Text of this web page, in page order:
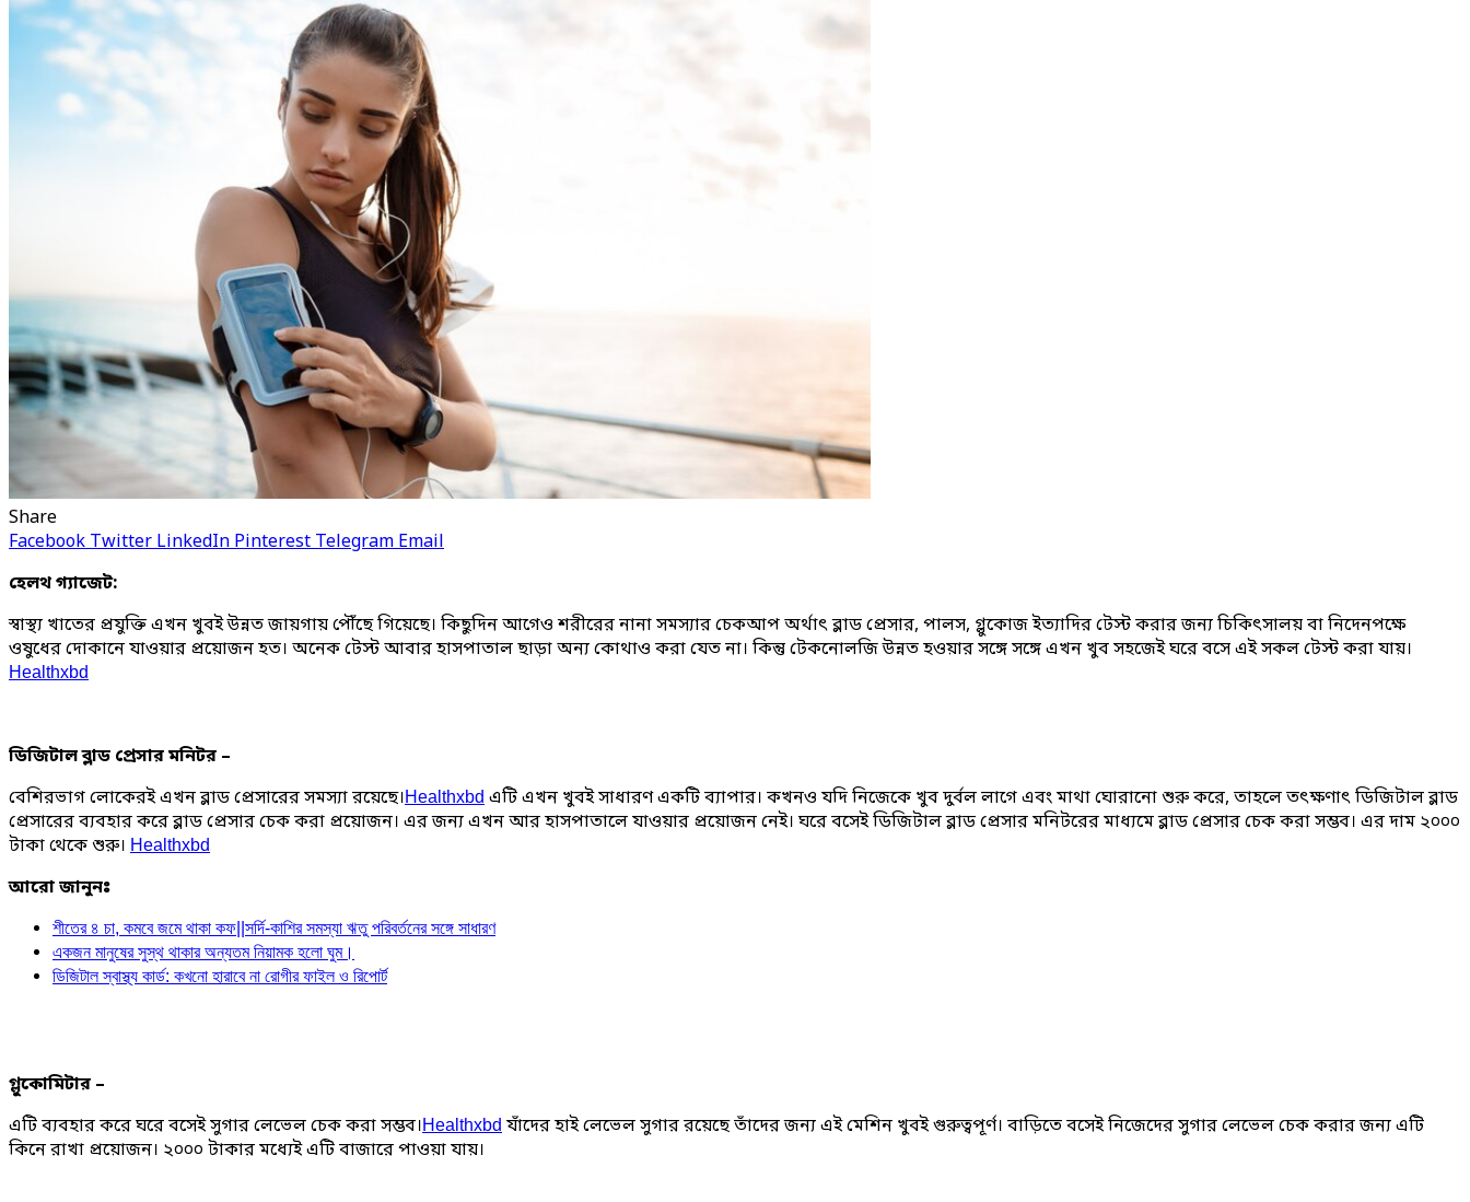
Share
FacebookTwitterLinkedInPinterestTelegramEmail
হেলথ গ্যাজেট:
স্বাস্থ্য খাতের প্রযুক্তি এখন খুবই উন্নত জায়গায় পৌঁছে গিয়েছে। কিছুদিন আগেও শরীরের নানা সমস্যার চেকআপ অর্থাৎ ব্লাড প্রেসার, পালস, গ্লুকোজ ইত্যাদির টেস্ট করার জন্য চিকিৎসালয় বা নিদেনপক্ষে
ওষুধের দোকানে যাওয়ার প্রয়োজন হত। অনেক টেস্ট আবার হাসপাতাল ছাড়া অন্য কোথাও করা যেত না। কিন্তু টেকনোলজি উন্নত হওয়ার সঙ্গে সঙ্গে এখন খুব সহজেই ঘরে বসে এই সকল টেস্ট করা যায়।
Healthxbd
ডিজিটাল ব্লাড প্রেসার মনিটর –
বেশিরভাগ লোকেরই এখন ব্লাড প্রেসারের সমস্যা রয়েছে।Healthxbd এটি এখন খুবই সাধারণ একটি ব্যাপার। কখনও যদি নিজেকে খুব দুর্বল লাগে এবং মাথা ঘোরানো শুরু করে, তাহলে তৎক্ষণাৎ ডিজিটাল ব্লাড
প্রেসারের ব্যবহার করে ব্লাড প্রেসার চেক করা প্রয়োজন। এর জন্য এখন আর হাসপাতালে যাওয়ার প্রয়োজন নেই। ঘরে বসেই ডিজিটাল ব্লাড প্রেসার মনিটরের মাধ্যমে ব্লাড প্রেসার চেক করা সম্ভব। এর দাম ২০০০
টাকা থেকে শুরু। Healthxbd
আরো জানুনঃ
শীতের ৪ চা, কমবে জমে থাকা কফ||সর্দি-কাশির সমস্যা ঋতু পরিবর্তনের সঙ্গে সাধারণ
একজন মানুষের সুস্থ থাকার অন্যতম নিয়ামক হলো ঘুম।
ডিজিটাল স্বাস্থ্য কার্ড: কখনো হারাবে না রোগীর ফাইল ও রিপোর্ট
গ্লুকোমিটার –
এটি ব্যবহার করে ঘরে বসেই সুগার লেভেল চেক করা সম্ভব।Healthxbd যাঁদের হাই লেভেল সুগার রয়েছে তাঁদের জন্য এই মেশিন খুবই গুরুত্বপূর্ণ। বাড়িতে বসেই নিজেদের সুগার লেভেল চেক করার জন্য এটি
কিনে রাখা প্রয়োজন। ২০০০ টাকার মধ্যেই এটি বাজারে পাওয়া যায়।